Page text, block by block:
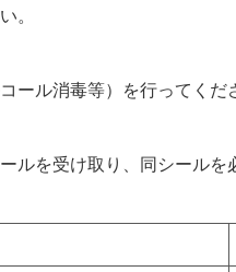
。
ール消毒等）を行ってくだ
ルを受け取り、同シールを